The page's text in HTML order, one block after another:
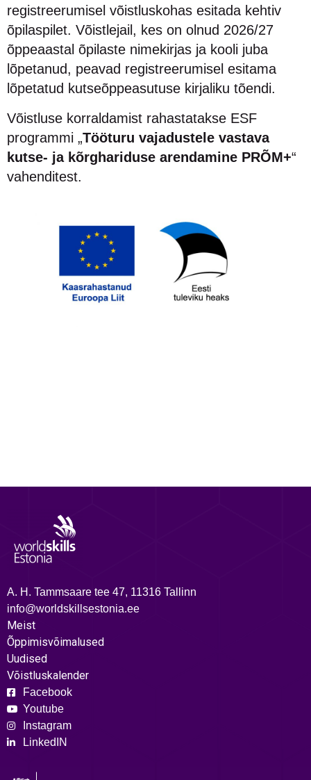
registreerumisel võistluskohas esitada kehtiv
õpilaspilet. Võistlejail, kes on olnud 2026/27
õppeaastal õpilaste nimekirjas ja kooli juba
lõpetanud, peavad registreerumisel esitama
lõpetatud kutseõppeasutuse kirjaliku tõendi.
Võistluse korraldamist rahastatakse ESF
programmi „Tööturu vajadustele vastava
kutse- ja kõrghariduse arendamine PRÕM+“
vahenditest.
A. H. Tammsaare tee 47, 11316 Tallinn
info@worldskillsestonia.ee
Meist
Õppimisvõimalused
Uudised
Võistluskalender
Facebook
Youtube
Instagram
LinkedIN